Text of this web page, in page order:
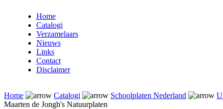
Home
Catalogi
Verzamelaars
Nieuws
Links
Contact
Disclaimer
Home Catalogi Schoolplaten Nederland
Maarten de Jongh's Natuurplaten